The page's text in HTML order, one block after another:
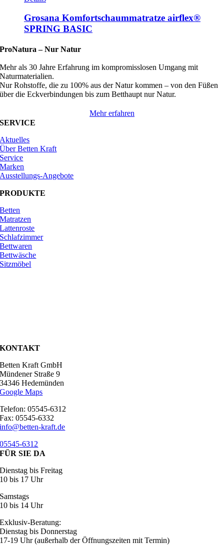
Grosana Komfortschaummatratze airflex®
SPRING BASIC
ProNatura –Nur Natur
Mehr als 30 Jahre Erfahrung im kompromisslosen Umgang mit
Naturmaterialien.
Nur Rohstoffe, die zu 100% aus der Natur kommen – von den Füßen
über die Eckverbindungen bis zum Betthaupt nur Natur.
Mehr erfahren
SERVICE
Aktuelles
Über Betten Kraft
Service
Marken
Ausstellungs-Angebote
PRODUKTE
Betten
Matratzen
Lattenroste
Schlafzimmer
Bettwaren
Bettwäsche
Sitzmöbel
KONTAKT
Betten Kraft GmbH
Mündener Straße 9
34346 Hedemünden
Google Maps
Telefon: 05545-6312
Fax: 05545-6332
info@betten-kraft.de
05545-6312
FÜR SIE DA
Dienstag bis Freitag
10 bis 17 Uhr
Samstags
10 bis 14 Uhr
Exklusiv-Beratung:
Dienstag bis Donnerstag
17-19 Uhr (außerhalb der Öffnungszeiten mit Termin)